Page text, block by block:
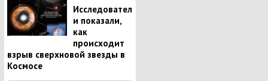
Исследовател
и показали,
как
происходит
взрыв сверхновой звезды в
Космосе